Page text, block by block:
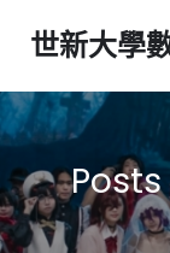
世新大學